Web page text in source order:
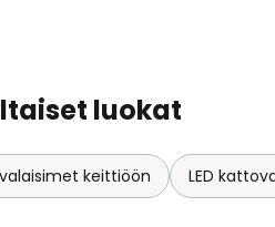
luokat
keittiöön LED